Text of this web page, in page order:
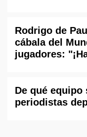
Rodrigo de
cábala del
jugadores:
De qué
periodistas